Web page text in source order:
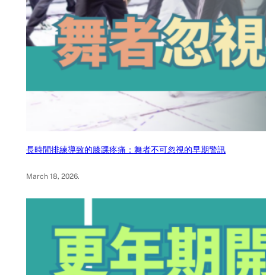
長時間排練導致的膝踝疼痛：舞者不可忽視的早期警訊
March 18, 2026.